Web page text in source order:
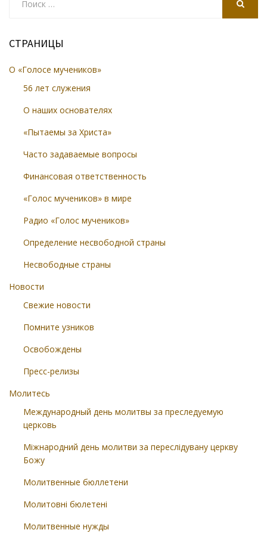
СТРАНИЦЫ
О «Голосе мучеников»
56 лет служения
О наших основателях
«Пытаемы за Христа»
Часто задаваемые вопросы
Финансовая ответственность
«Голос мучеников» в мире
Радио «Голос мучеников»
Определение несвободной страны
Несвободные страны
Новости
Свежие новости
Помните узников
Освобождены
Пресс-релизы
Молитесь
Международный день молитвы за преследуемую
церковь
Міжнародний день молитви за переслідувану церкву
Божу
Молитвенные бюллетени
Молитовні бюлетені
Молитвенные нужды